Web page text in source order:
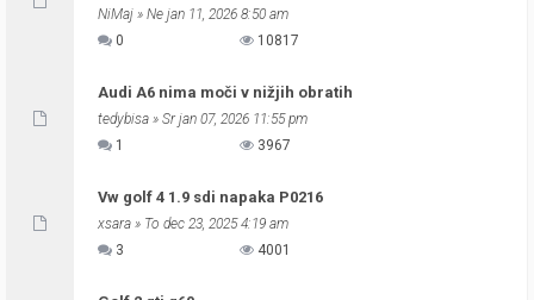
NiMaj » Ne jan 11, 2026 8:50 am
0
10817
Audi A6 nima moči v nižjih obratih
tedybisa » Sr jan 07, 2026 11:55 pm
1
3967
Vw golf 4 1.9 sdi napaka P0216
xsara » To dec 23, 2025 4:19 am
3
4001